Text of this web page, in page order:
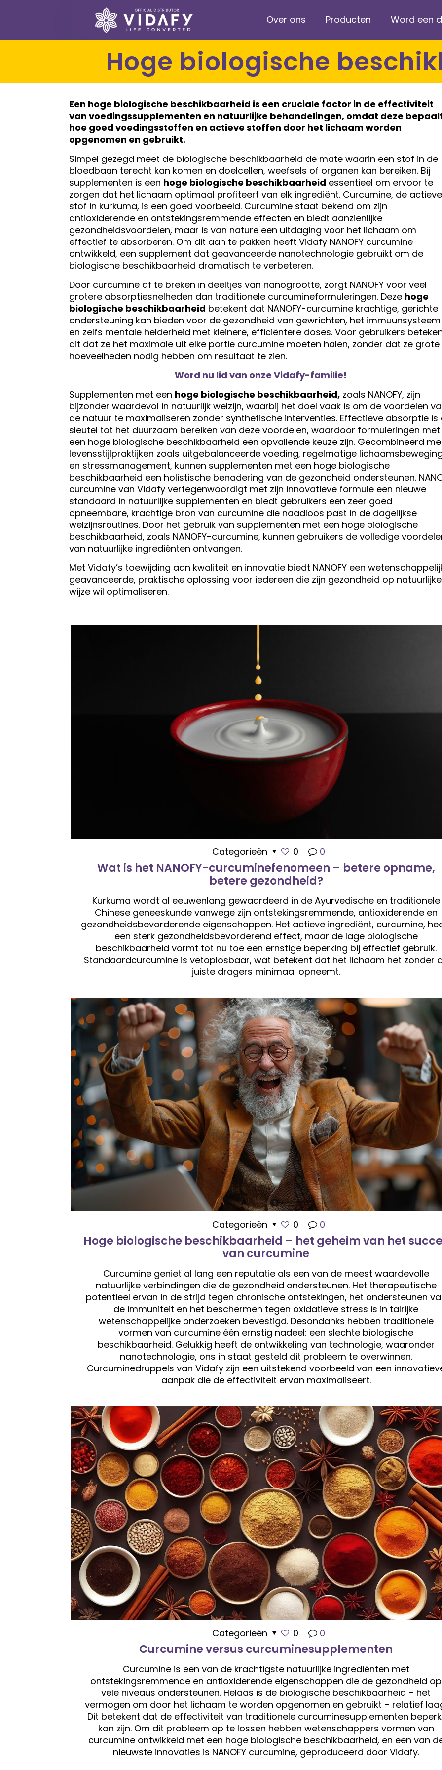
Over ons Producten Word een
Hoge biologische
Een hoge biologische beschikbaarheid is een cruciale factor in de effectiviteit
van voedingssupplementen en natuurlijke behandelingen, omdat deze
hoe goed voedingsstoffen en actieve stoffen door het lichaam worden
opgenomen en gebruikt.
Simpel gezegd meet de biologische beschikbaarheid de mate waarin een stof in de
bloedbaan terecht kan komen en doelcellen, weefsels of organen kan bereiken. Bij
supplementen is een hoge biologische beschikbaarheid essentieel om ervoor te
zorgen dat het lichaam optimaal profiteert van elk ingrediënt. Curcumine, de actieve
stof in kurkuma, is een goed voorbeeld. Curcumine staat bekend om zijn
antioxiderende en ontstekingsremmende effecten en biedt aanzienlijke
gezondheidsvoordelen, maar is van nature een uitdaging voor het lichaam om
effectief te absorberen. Om dit aan te pakken heeft Vidafy NANOFY curcumine
ontwikkeld, een supplement dat geavanceerde nanotechnologie gebruikt om de
biologische beschikbaarheid dramatisch te verbeteren.
Door curcumine af te breken in deeltjes van nanogrootte, zorgt NANOFY voor veel
grotere absorptiesnelheden dan traditionele curcumineformuleringen. Deze hoge
biologische beschikbaarheid betekent dat NANOFY-curcumine krachtige, gerichte
ondersteuning kan bieden voor de gezondheid van gewrichten, het immuunsysteem
en zelfs mentale helderheid met kleinere, efficiëntere doses. Voor gebruikers
dit dat ze het maximale uit elke portie curcumine moeten halen, zonder dat ze grote
hoeveelheden nodig hebben om resultaat te zien.
Word nu lid van onze Vidafy-familie!
Supplementen met een hoge biologische beschikbaarheid,zoals NANOFY, zijn
bijzonder waardevol in natuurlijk welzijn, waarbij het doel vaak is om de voordelen
de natuur te maximaliseren zonder synthetische interventies. Effectieve absorptie is
sleutel tot het duurzaam bereiken van deze voordelen, waardoor formuleringen met
een hoge biologische beschikbaarheid een opvallende keuze zijn. Gecombineerd
levensstijlpraktijken zoals uitgebalanceerde voeding, regelmatige
en stressmanagement, kunnen supplementen met een hoge biologische
beschikbaarheid een holistische benadering van de gezondheid ondersteunen.
curcumine van Vidafy vertegenwoordigt met zijn innovatieve formule een nieuwe
standaard in natuurlijke supplementen en biedt gebruikers een zeer goed
opneembare, krachtige bron van curcumine die naadloos past in de dagelijkse
welzijnsroutines. Door het gebruik van supplementen met een hoge biologische
beschikbaarheid, zoals NANOFY-curcumine, kunnen gebruikers de volledige
van natuurlijke ingrediënten ontvangen.
Met Vidafy’s toewijding aan kwaliteit en innovatie biedt NANOFY een
geavanceerde, praktische oplossing voor iedereen die zijn gezondheid op natuurlijke
wijze wil optimaliseren.
Categorieën 0 0
Wat is het NANOFY-curcuminefenomeen – betere opname,
betere gezondheid?
Kurkuma wordt al eeuwenlang gewaardeerd in de Ayurvedische en traditionele
Chinese geneeskunde vanwege zijn ontstekingsremmende, antioxiderende en
gezondheidsbevorderende eigenschappen. Het actieve ingrediënt, curcumine,
een sterk gezondheidsbevorderend effect, maar de lage biologische
beschikbaarheid vormt tot nu toe een ernstige beperking bij effectief gebruik.
Standaardcurcumine is vetoplosbaar, wat betekent dat het lichaam het zonder
juiste dragers minimaal opneemt.
Categorieën 0 0
Hoge biologische beschikbaarheid – het geheim van het
van curcumine
Curcumine geniet al lang een reputatie als een van de meest waardevolle
natuurlijke verbindingen die de gezondheid ondersteunen. Het therapeutische
potentieel ervan in de strijd tegen chronische ontstekingen, het ondersteunen
de immuniteit en het beschermen tegen oxidatieve stress is in talrijke
wetenschappelijke onderzoeken bevestigd. Desondanks hebben traditionele
vormen van curcumine één ernstig nadeel: een slechte biologische
beschikbaarheid. Gelukkig heeft de ontwikkeling van technologie, waaronder
nanotechnologie, ons in staat gesteld dit probleem te overwinnen.
Curcuminedruppels van Vidafy zijn een uitstekend voorbeeld van een
aanpak die de effectiviteit ervan maximaliseert.
Categorieën 0 0
Curcumine versus curcuminesupplementen
Curcumine is een van de krachtigste natuurlijke ingrediënten met
ontstekingsremmende en antioxiderende eigenschappen die de gezondheid op
vele niveaus ondersteunen. Helaas is de biologische beschikbaarheid – het
vermogen om door het lichaam te worden opgenomen en gebruikt – relatief
Dit betekent dat de effectiviteit van traditionele curcuminesupplementen
kan zijn. Om dit probleem op te lossen hebben wetenschappers vormen van
curcumine ontwikkeld met een hoge biologische beschikbaarheid, en een van
nieuwste innovaties is NANOFY curcumine, geproduceerd door Vidafy.